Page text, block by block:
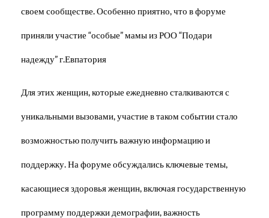
своем сообществе. Особенно приятно, что в форуме
приняли участие “особые” мамы из РОО “Подари
надежду” г.Евпатория
Для этих женщин, которые ежедневно сталкиваются с
уникальными вызовами, участие в таком событии стало
возможностью получить важную информацию и
поддержку. На форуме обсуждались ключевые темы,
касающиеся здоровья женщин, включая государственную
программу поддержки демографии, важность